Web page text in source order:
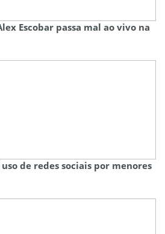
Escobar passa mal ao vivo na
de redes sociais por menores